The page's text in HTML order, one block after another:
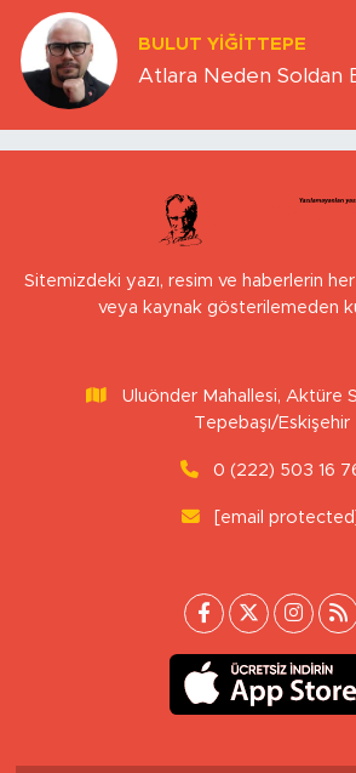
BULUT YİĞİTTEPE
Atlara Neden Soldan
Sitemizdeki yazı, resim ve haberlerin her
veya kaynak gösterilemeden
Uluönder Mahallesi, Aktüre
Tepebaşı/Eskişehir
0 (222) 503 16
[email protected]